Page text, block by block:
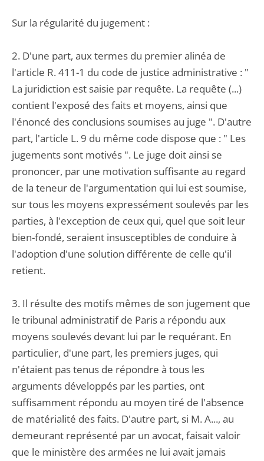
Sur la régularité du jugement :
2. D'une part, aux termes du premier alinéa de
l'article R. 411-1 du code de justice administrative : "
La juridiction est saisie par requête. La requête (...)
contient l'exposé des faits et moyens, ainsi que
l'énoncé des conclusions soumises au juge ". D'autre
part, l'article L. 9 du même code dispose que : " Les
jugements sont motivés ". Le juge doit ainsi se
prononcer, par une motivation suffisante au regard
de la teneur de l'argumentation qui lui est soumise,
sur tous les moyens expressément soulevés par les
parties, à l'exception de ceux qui, quel que soit leur
bien-fondé, seraient insusceptibles de conduire à
l'adoption d'une solution différente de celle qu'il
retient.
3. Il résulte des motifs mêmes de son jugement que
le tribunal administratif de Paris a répondu aux
moyens soulevés devant lui par le requérant. En
particulier, d'une part, les premiers juges, qui
n'étaient pas tenus de répondre à tous les
arguments développés par les parties, ont
suffisamment répondu au moyen tiré de l'absence
de matérialité des faits. D'autre part, si M. A..., au
demeurant représenté par un avocat, faisait valoir
que le ministère des armées ne lui avait jamais